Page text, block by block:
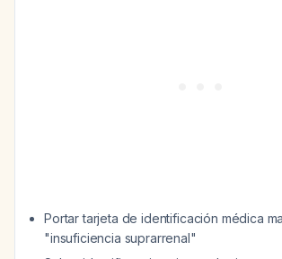
Portar tarjeta de identificación médica
"insuficiencia suprarrenal"